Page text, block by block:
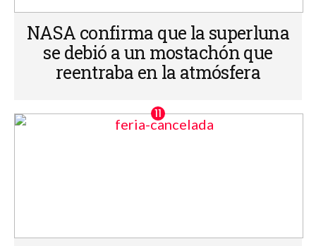
NASA confirma que la superluna
se debió a un mostachón que
reentraba en la atmósfera